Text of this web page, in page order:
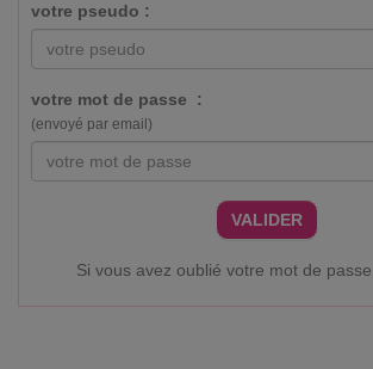
votre pseudo :
votre mot de passe :
(envoyé par email)
VALIDER
Si vous avez oublié votre mot de passe,